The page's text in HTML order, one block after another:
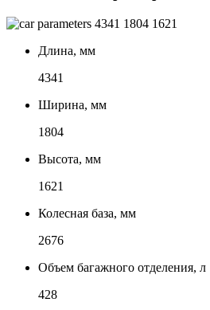
4341 1804 1621
Длина, мм
4341
Ширина, мм
1804
Высота, мм
1621
Колесная база, мм
2676
Объем багажного отделения, л
428